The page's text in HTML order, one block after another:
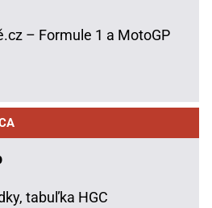
– Formule 1 a MotoGP
tabuľka HGC